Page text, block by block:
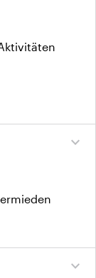
expand_more
expand_more